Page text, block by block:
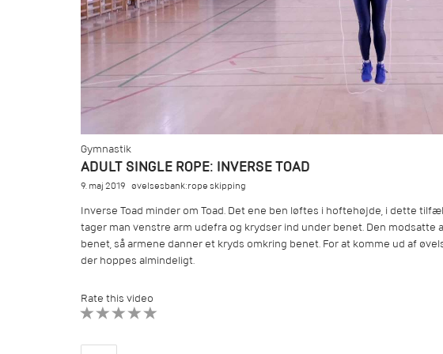
Gymnastik
ADULT SINGLE ROPE: INVERSE TOAD
9. maj 2019 øvelsesbank:rope skipping
Inverse Toad minder om Toad. Det ene ben løftes i hoftehøjde, i dette
tager man venstre arm udefra og krydser ind under benet. Den modsatte
benet, så armene danner et kryds omkring benet. For at komme ud af
der hoppes almindeligt.
Rate this video